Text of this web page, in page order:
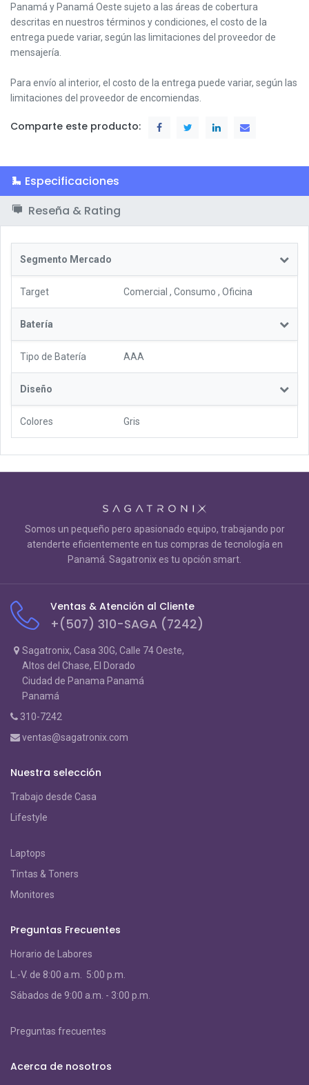
Panamá y Panamá Oeste sujeto a las áreas de cobertura
descritas en nuestros términos y condiciones, el costo de la
entrega puede variar, según las limitaciones del proveedor de
mensajería.
Para envío al interior, el costo de la entrega puede variar, según las
limitaciones del proveedor de encomiendas.
Comparte este producto:
Especificaciones
Reseña & Rating
Segmento Mercado
Target Comercial , Consumo , Oficina
Batería
Tipo de Batería AAA
Diseño
Colores Gris
Somos un pequeño pero apasionado equipo, trabajando por
atenderte eficientemente en tus compras de tecnología en
Panamá. Sagatronix es tu opción smart.
Ventas & Atención al Cliente
+(507) 310-SAGA (7242)
Sagatronix, Casa 30G, Calle 74 Oeste,
Altos del Chase, El Dorado
Ciudad de Panama Panamá
Panamá
310-7242
ventas@sagatronix.com
Nuestra selección
Trabajo desde Casa
Lifestyle
Laptops
Tintas & Toners
Monitores
Preguntas Frecuentes
Horario de Labores
L.-V. de 8:00 a.m. 5:00 p.m.
Sábados de 9:00 a.m. - 3:00 p.m.
Preguntas frecuentes
Acerca de nosotros